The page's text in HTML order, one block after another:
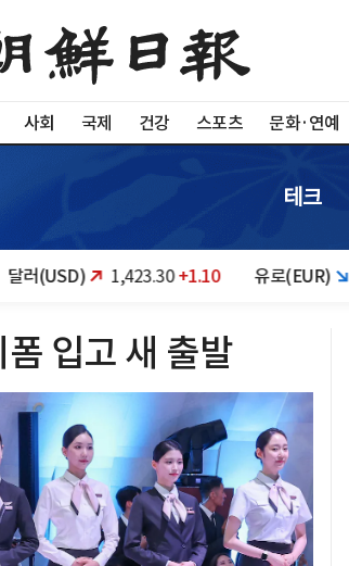
사회 국제 건강 스포츠 문화·연예
테크
1,423.30 +1.10 유로(EUR) 1,640.07 -
입고 새 출발